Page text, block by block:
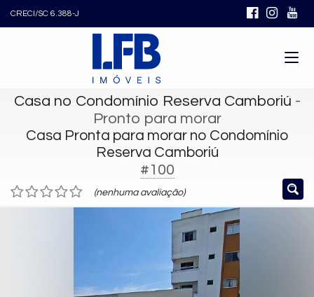
CRECI/SC 6.388-J
Casa no Condomínio Reserva Camboriú -
Pronto para morar
Casa Pronta para morar no Condomínio
Reserva Camboriú
#100
(nenhuma avaliação)